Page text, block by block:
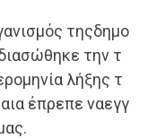
τηςδημο
την τ
λήξης τ
έπρεπε ναεγγ